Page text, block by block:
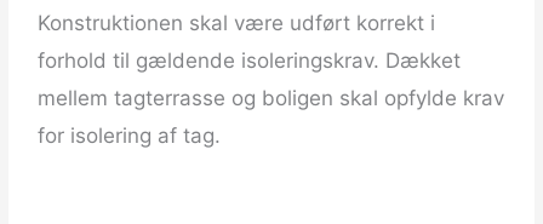
Konstruktionen skal være udført korrekt i
forhold til gældende isoleringskrav. Dækket
mellem tagterrasse og boligen skal opfylde krav
for isolering af tag.